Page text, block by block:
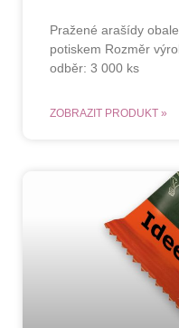
Pražené arašídy
potiskem Rozměr
odběr: 3 000 ks
ZOBRAZIT PRODUKT »